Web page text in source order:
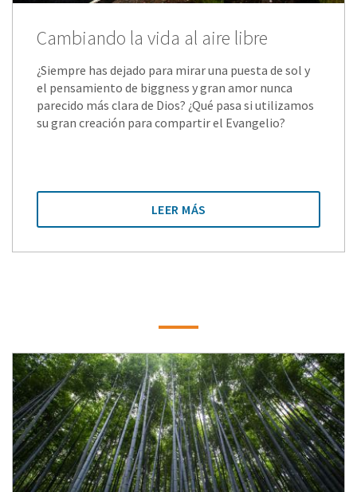
Cambiando la vida al aire libre
¿Siempre has dejado para mirar una puesta de sol y
el pensamiento de biggness y gran amor nunca
parecido más clara de Dios? ¿Qué pasa si utilizamos
su gran creación para compartir el Evangelio?
LEER MÁS